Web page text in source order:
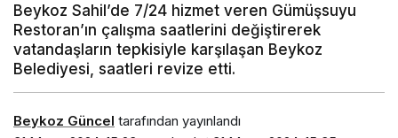
Beykoz Sahil’de 7/24 hizmet veren Gümüşsuyu
Restoran’ın çalışma saatlerini değiştirerek
vatandaşların tepkisiyle karşılaşan Beykoz
Belediyesi, saatleri revize etti.
Beykoz Güncel tarafından yayınlandı